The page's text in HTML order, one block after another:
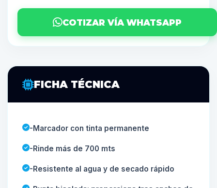
COTIZAR VÍA WHATSAPP
FICHA TÉCNICA
-Marcador con tinta permanente
-Rinde más de 700 mts
-Resistente al agua y de secado rápido